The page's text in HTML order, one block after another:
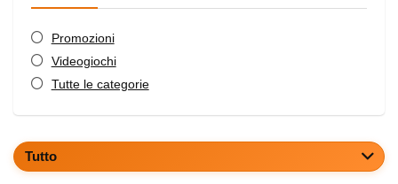
Promozioni
Videogiochi
Tutte le categorie
Tutto